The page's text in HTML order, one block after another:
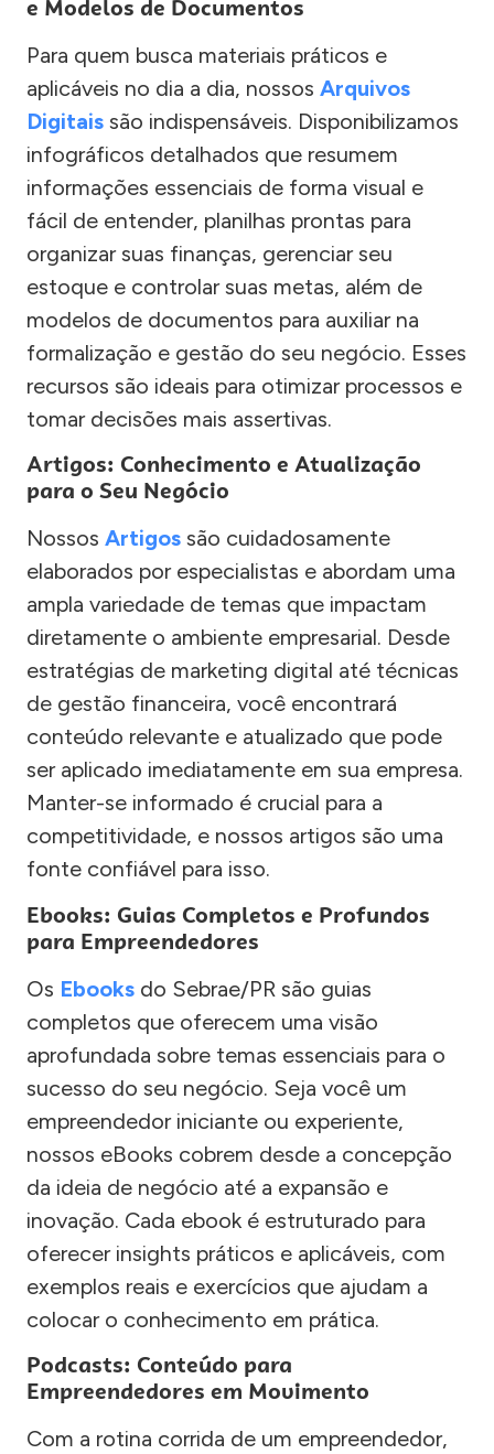
e Modelos de Documentos
Para quem busca materiais práticos e
aplicáveis no dia a dia, nossos Arquivos
Digitais são indispensáveis. Disponibilizamos
infográficos detalhados que resumem
informações essenciais de forma visual e
fácil de entender, planilhas prontas para
organizar suas finanças, gerenciar seu
estoque e controlar suas metas, além de
modelos de documentos para auxiliar na
formalização e gestão do seu negócio. Esses
recursos são ideais para otimizar processos e
tomar decisões mais assertivas.
Artigos: Conhecimento e Atualização
para o Seu Negócio
Nossos Artigos são cuidadosamente
elaborados por especialistas e abordam uma
ampla variedade de temas que impactam
diretamente o ambiente empresarial. Desde
estratégias de marketing digital até técnicas
de gestão financeira, você encontrará
conteúdo relevante e atualizado que pode
ser aplicado imediatamente em sua empresa.
Manter-se informado é crucial para a
competitividade, e nossos artigos são uma
fonte confiável para isso.
Ebooks: Guias Completos e Profundos
para Empreendedores
Os Ebooks do Sebrae/PR são guias
completos que oferecem uma visão
aprofundada sobre temas essenciais para o
sucesso do seu negócio. Seja você um
empreendedor iniciante ou experiente,
nossos eBooks cobrem desde a concepção
da ideia de negócio até a expansão e
inovação. Cada ebook é estruturado para
oferecer insights práticos e aplicáveis, com
exemplos reais e exercícios que ajudam a
colocar o conhecimento em prática.
Podcasts: Conteúdo para
Empreendedores em Movimento
Com a rotina corrida de um empreendedor,